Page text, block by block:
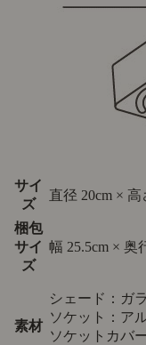
サイ
ズ
直径 20cm × 高
梱包
サイ
ズ
幅 25.5cm × 奥
素材
シェード：ガ
ソケット：ア
ソケットカバ